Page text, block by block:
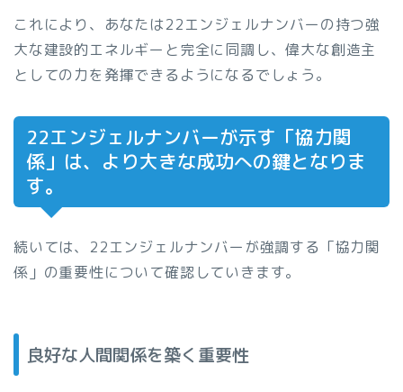
これにより、あなたは22エンジェルナンバーの持つ強
大な建設的エネルギーと完全に同調し、偉大な創造主
としての力を発揮できるようになるでしょう。
22エンジェルナンバーが示す「協力関
係」は、より大きな成功への鍵となりま
す。
続いては、22エンジェルナンバーが強調する「協力関
係」の重要性について確認していきます。
良好な人間関係を築く重要性